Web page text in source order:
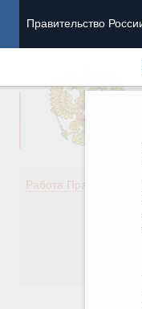
Правительство
Работа